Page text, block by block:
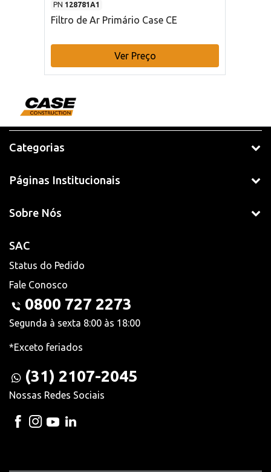
PN 128781A1
Filtro de Ar Primário Case CE
Ver Preço
Categorias
Páginas Institucionais
Sobre Nós
SAC
Status do Pedido
Fale Conosco
0800 727 2273
Segunda à sexta 8:00 às 18:00
*Exceto feriados
(31) 2107-2045
Nossas Redes Sociais